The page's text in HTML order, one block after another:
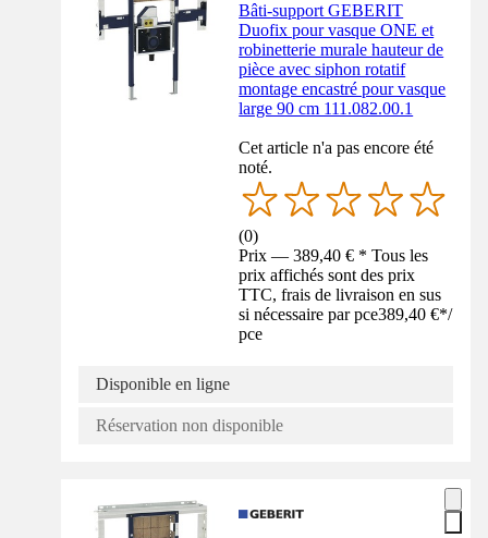
Bâti-support GEBERIT
Duofix pour vasque ONE et
robinetterie murale hauteur de
pièce avec siphon rotatif
montage encastré pour vasque
large 90 cm 111.082.00.1
Cet article n'a pas encore été
noté.
(0)
Prix — 389,40 € * Tous les
prix affichés sont des prix
TTC, frais de livraison en sus
si nécessaire par pce389,40 €*/
pce
Disponible en ligne
Réservation non disponible